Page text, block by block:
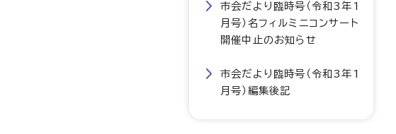
市会だより臨時号（令和3年1
月号）名フィルミニコンサート
開催中止のお知らせ
市会だより臨時号（令和3年1
月号）編集後記